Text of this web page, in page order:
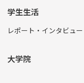
学生生活
レポート・インタビュー
大学院